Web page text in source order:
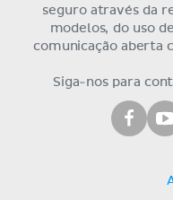
seguro através da
modelos, do uso
comunicação aberta
Siga-nos para